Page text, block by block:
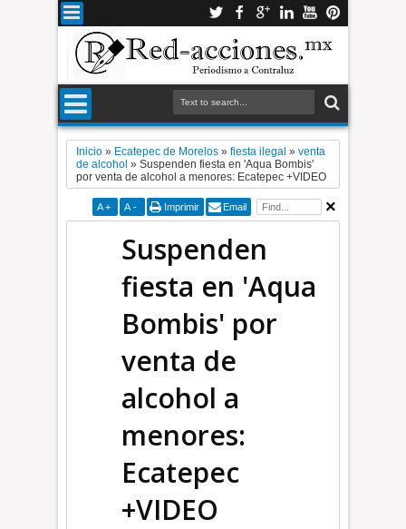
Inicio » Ecatepec de Morelos »fiesta ilegal »venta
de alcohol »Suspenden fiesta en 'Aqua Bombis'
por venta de alcohol a menores: Ecatepec +VIDEO
A + A - Imprimir Email
Suspenden
fiesta en 'Aqua
Bombis' por
venta de
alcohol a
menores:
Ecatepec
+VIDEO